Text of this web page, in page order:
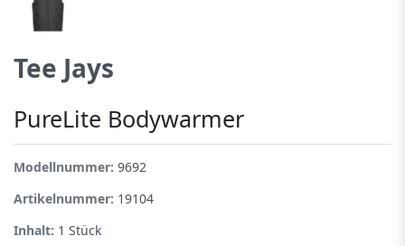
Tee Jays
PureLite Bodywarmer
Modellnummer: 9692
Artikelnummer: 19104
Inhalt: 1 Stück